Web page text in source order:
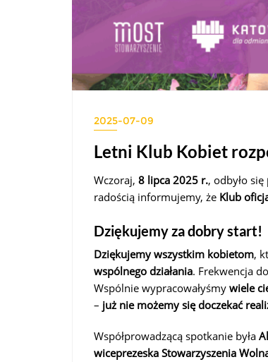
2025-07-09
Letni Klub Kobiet
Wczoraj, 8 lipca 2025 r., odbyło się
radością informujemy, że Klub
Dziękujemy za dobry start!
Dziękujemy wszystkim kobietom,
wspólnego działania. Frekwencja
Wspólnie wypracowałyśmy wiele
– już nie możemy się doczekać
Współprowadzącą spotkanie była
wiceprezeska Stowarzyszenia